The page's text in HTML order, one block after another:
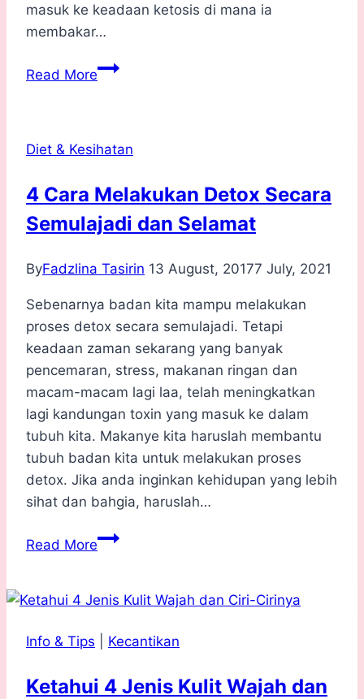
masuk ke keadaan ketosis di mana ia
membakar…
Read MorePanduan
Diet & Kesihatan
4 Cara Melakukan Detox Secara
Semulajadi dan Selamat
ByFadzlina Tasirin 13 August, 20177 July, 2021
Sebenarnya badan kita mampu melakukan
proses detox secara semulajadi. Tetapi
keadaan zaman sekarang yang banyak
pencemaran, stress, makanan ringan dan
macam-macam lagi laa, telah meningkatkan
lagi kandungan toxin yang masuk ke dalam
tubuh kita. Makanye kita haruslah membantu
tubuh badan kita untuk melakukan proses
detox. Jika anda inginkan kehidupan yang lebih
sihat dan bahgia, haruslah…
Read More4
Detox
Semulajadi
Selamat
Info & Tips Kecantikan
Ketahui 4 Jenis Kulit Wajah dan